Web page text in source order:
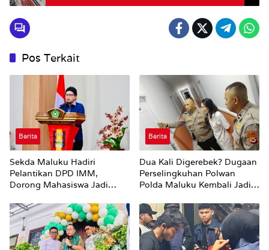
Pos Terkait
Berita
Sekda Maluku Hadiri
Pelantikan DPD IMM,
Dorong Mahasiswa Jadi
Strategis Pemerintah
Berita
Dua Kali Digerebek? Dugaan
Perselingkuhan Polwan
Polda Maluku Kembali Jadi